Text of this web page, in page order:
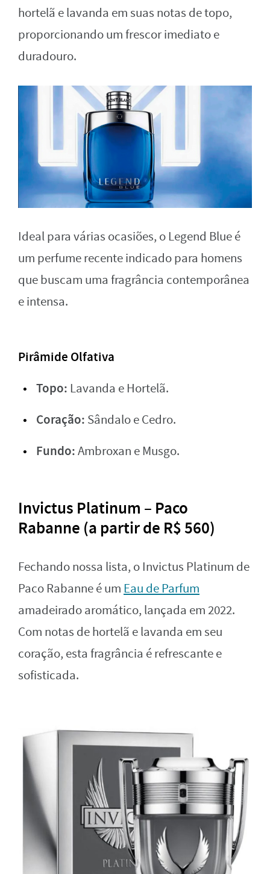
hortelã e lavanda em suas notas de topo,
proporcionando um frescor imediato e
duradouro.
Ideal para várias ocasiões, o Legend Blue é
um perfume recente indicado para homens
que buscam uma fragrância contemporânea
e intensa.
Pirâmide Olfativa
Topo: Lavanda e Hortelã.
Coração: Sândalo e Cedro.
Fundo:Ambroxan e Musgo.
Invictus Platinum – Paco
Rabanne (a partir de R$ 560)
Fechando nossa lista, o Invictus Platinum de
Paco Rabanne é um Eau de Parfum
amadeirado aromático, lançada em 2022.
Com notas de hortelã e lavanda em seu
coração, esta fragrância é refrescante e
sofisticada.